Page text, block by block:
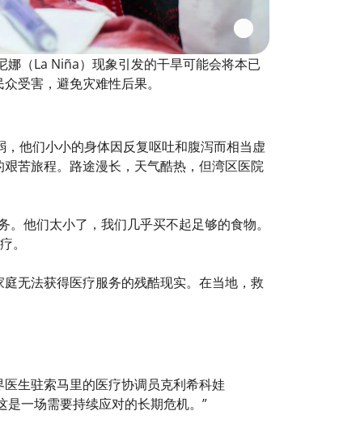
（La Niña）现象引发的干旱可能会将本已
受害，避免灾难性后果。
他们小小的身体因反复呕吐和腹泻而相当虚
苦旅程。路途漫长，天气酷热，但湾区医院
他们太小了，我们几乎买不起足够的食物。
。
无法获得医疗服务的残酷现实。在当地，救
生驻索马里的医疗协调员克利希科娃
是一场需要持续应对的长期危机。”